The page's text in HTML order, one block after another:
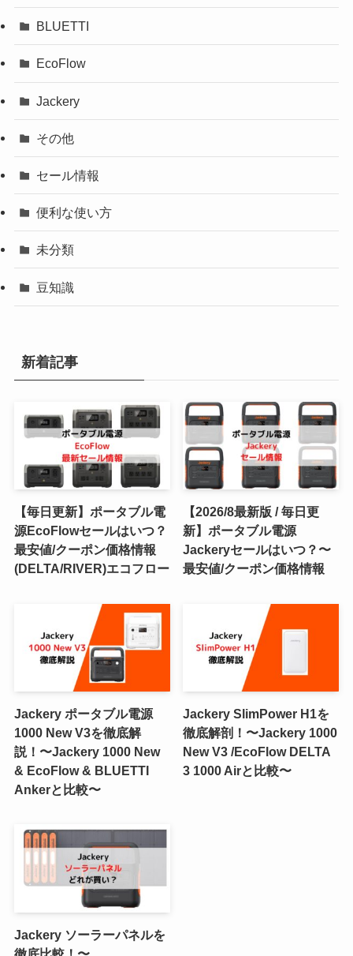
BLUETTI
EcoFlow
Jackery
その他
セール情報
便利な使い方
未分類
豆知識
新着記事
【毎日更新】ポータブル電
源EcoFlowセールはいつ？
最安値/クーポン価格情報
(DELTA/RIVER)エコフロー
【2026/8最新版 / 毎日更
新】ポータブル電源
Jackeryセールはいつ？〜
最安値/クーポン価格情報
Jackery ポータブル電源
1000 New V3を徹底解
説！〜Jackery 1000 New
& EcoFlow & BLUETTI
Ankerと比較〜
Jackery SlimPower H1を
徹底解剖！〜Jackery 1000
New V3 /EcoFlow DELTA
3 1000 Airと比較〜
Jackery ソーラーパネルを